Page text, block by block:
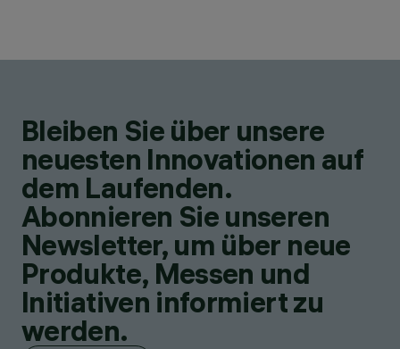
Bleiben Sie über unsere
neuesten Innovationen auf
dem Laufenden.
Abonnieren Sie unseren
Newsletter, um über neue
Produkte, Messen und
Initiativen informiert zu
werden.